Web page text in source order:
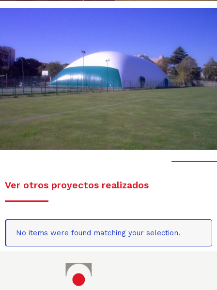
Ver otros proyectos realizados
No items were found matching your selection.